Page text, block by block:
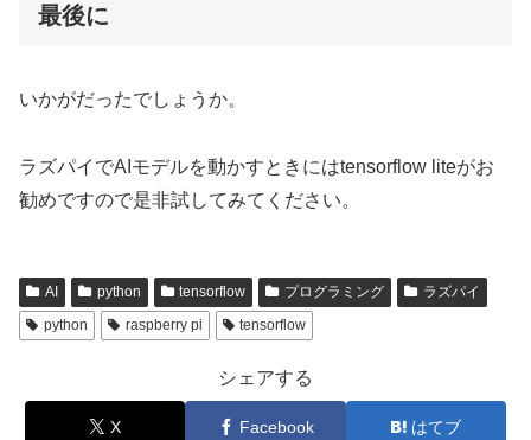
最後に
いかがだったでしょうか。
ラズパイでAIモデルを動かすときにはtensorflow liteがお
勧めですので是非試してみてください。
AI python tensorflow プログラミング
ラズパイ
python
raspberry pi tensorflow
シェアする
X Facebook はてブ